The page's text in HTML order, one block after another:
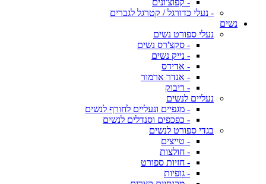
- קפוצ'ונים
- נעלי כדורגל / קטרגל לגברים
נשים
נעלי ספורט נשים
- סקצ'רס נשים
- נייק נשים
- אדידס
- אנדר ארמור
- ריבוק
נעליים לנשים
- מגפיים ונעליים לחורף לנשים
- כפכפים וסנדלים לנשים
בגדי ספורט לנשים
- טייצים
- חולצות
- חזיות ספורט
- גופיות